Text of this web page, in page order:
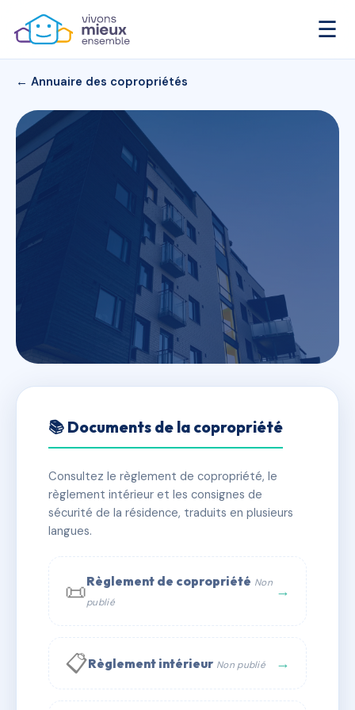
☰
← Annuaire des copropriétés
12 RUE DE LA CIOTAT
✓ Immatriculée 🏠 10 lots 🏗 2 bâtiment(s)
📞 Contacter Syndic Digital
📚 Documents de la copropriété
Consultez le règlement de copropriété, le
règlement intérieur et les consignes de
sécurité de la résidence, traduits en plusieurs
langues.
📜Règlement de copropriété Non
publié
→
📋Règlement intérieur Non publié →